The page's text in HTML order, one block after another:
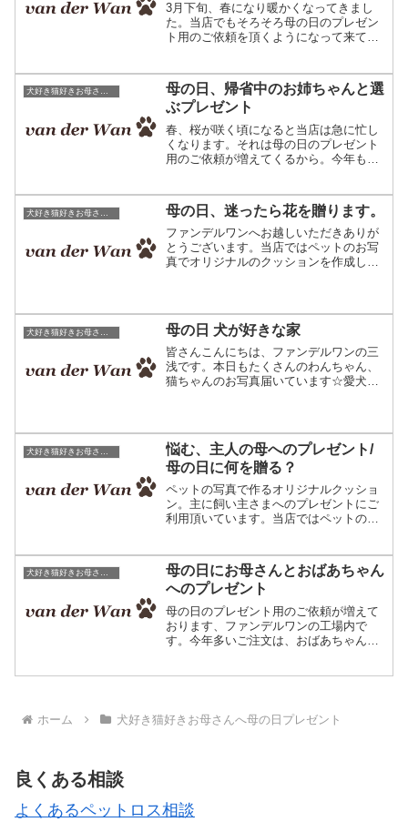
3月下旬、春になり暖かくなってきまし
た。当店でもそろそろ母の日のプレゼン
ト用のご依頼を頂くようになって来てお
です。母の日前には注文が大変混み合い
ますのでご依頼はお早めに...
犬好き猫好きお母さんへ母の日プレゼント
母の日、帰省中のお姉ちゃんと選
ぶプレゼント
春、桜が咲く頃になると当店は急に忙し
くなります。それは母の日のプレゼント
用のご依頼が増えてくるから。今年もま
写真で作るオリジナルプレゼント クッ
ションひざ掛けなどペット...
母の日、迷ったら花を贈ります。
ファンデルワンへお越しいただきありが
とうございます。当店ではペットのお写
真でオリジナルのクッションを作成して
リスマスです^^今年の...
母の日 犬が好きな家
皆さんこんにちは、ファンデルワンの三
浅です。本日もたくさんのわんちゃん、
猫ちゃんのお写真届いています☆愛犬の
したね。皆さんプレゼント...
悩む、主人の母へのプレゼント/
母の日に何を贈る？
ペットの写真で作るオリジナルクッショ
ン。主に飼い主さまへのプレゼントにご
利用頂いています。当店ではペットのお
た作品ですのでサプライズプレゼントに
いかがでしょうか。本日は...
犬好き猫好きお母さんへ母の日プレゼント
母の日にお母さんとおばあちゃん
へのプレゼント
母の日のプレゼント用のご依頼が増えて
おります、ファンデルワンの工場内で
す。今年多いご注文は、おばあちゃんへ
ホーム
犬好き猫好きお母さんへ母の日プレゼント
良くある相談
よくあるペットロス相談